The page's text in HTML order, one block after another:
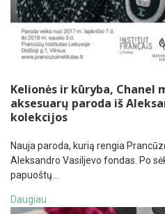
Kelionės ir kūryba, Chanel
aksesuarų paroda iš
kolekcijos
Nauja paroda, kurią rengia
Aleksandro Vasiljevo fondas. Po
papuoštų…
Daugiau